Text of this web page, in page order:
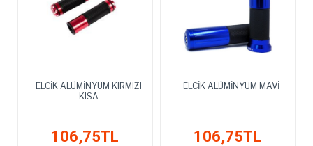
ELCİK ALÜMİNYUM KIRMIZI
KISA
106,75TL
ELCİK ALÜMİNYUM MAVİ
106,75TL